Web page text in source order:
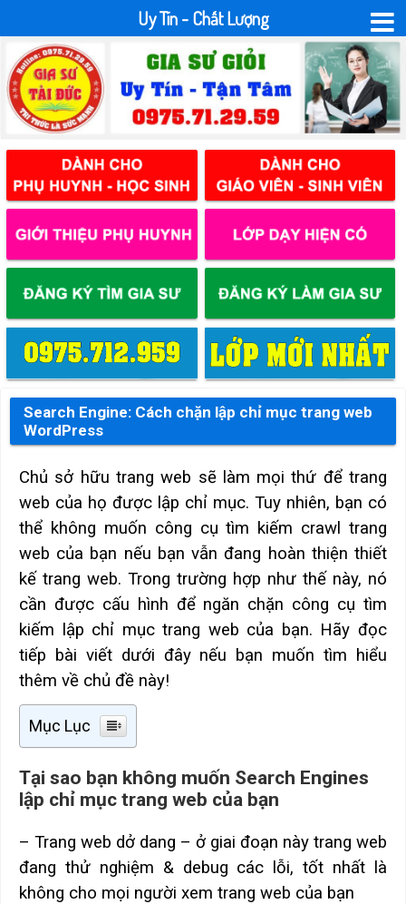
Search Engine: Cách chặn lập chỉ mục trang web
WordPress
Chủ sở hữu trang web sẽ làm mọi thứ để trang
web của họ được lập chỉ mục. Tuy nhiên, bạn có
thể không muốn công cụ tìm kiếm crawl trang
web của bạn nếu bạn vẫn đang hoàn thiện thiết
kế trang web. Trong trường hợp như thế này, nó
cần được cấu hình để ngăn chặn công cụ tìm
kiếm lập chỉ mục trang web của bạn. Hãy đọc
tiếp bài viết dưới đây nếu bạn muốn tìm hiểu
thêm về chủ đề này!
Mục Lục
Tại sao bạn không muốn Search Engines
lập chỉ mục trang web của bạn
– Trang web dở dang – ở giai đoạn này trang web
đang thử nghiệm & debug các lỗi, tốt nhất là
không cho mọi người xem trang web của bạn
Uy Tín - Chất Lượng